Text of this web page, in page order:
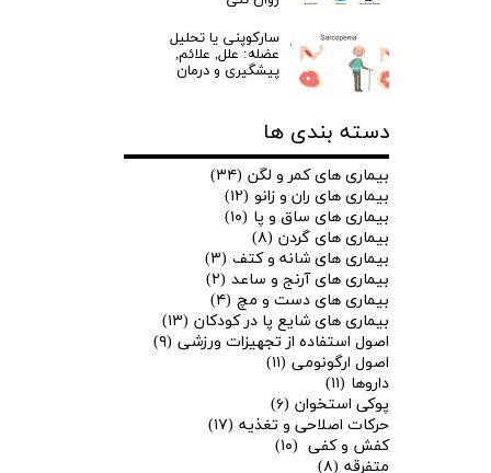
سارکوپنی یا تحلیل
عضله: علل, علائم,
پیشگیری و درمان
دسته بندی ها
بیماری های کمر و لگن (۳۴)
بیماری های ران و زانو (۱۲)
بیماری های ساق و پا (۱۰)
بیماری های گردن (۸)
بیماری های شانه و کتف (۳)
بیماری های آرنج و ساعد (۲)
بیماری های دست و مچ (۴)
بیماری های شایع پا در کودکان (۱۳)
اصول استفاده از تجهیزات ورزشی (۹)
اصول ارگونومی (۱۱)
داروها (۱۱)
پوکی استخوان (۶)
حرکات اصلاحی و تغذیه (۱۷)
کفش و کفی (۱۰)
متفرقه (۸)